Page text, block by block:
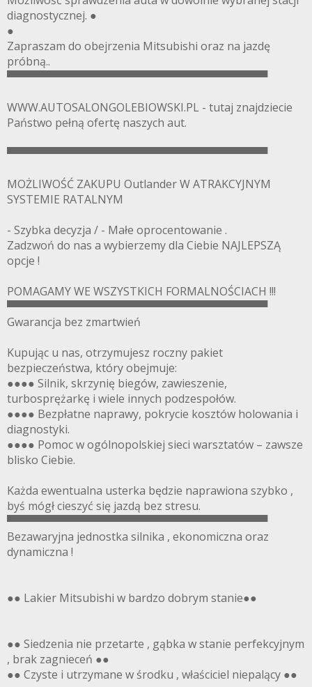
diagnostycznej. ●
●
Zapraszam do obejrzenia Mitsubishi oraz na jazdę
próbną..
▀▀▀▀▀▀▀▀▀▀▀▀▀▀▀▀▀▀▀▀▀▀▀▀▀▀▀▀▀▀▀▀▀▀
WWW.AUTOSALONGOLEBIOWSKI.PL - tutaj znajdziecie
Państwo pełną ofertę naszych aut.
▀▀▀▀▀▀▀▀▀▀▀▀▀▀▀▀▀▀▀▀▀▀▀▀▀▀▀▀▀▀▀▀▀▀
MOŻLIWOŚĆ ZAKUPU Outlander W ATRAKCYJNYM
SYSTEMIE RATALNYM
- Szybka decyzja / - Małe oprocentowanie .
Zadzwoń do nas a wybierzemy dla Ciebie NAJLEPSZĄ
opcje !
POMAGAMY WE WSZYSTKICH FORMALNOŚCIACH !!!
▀▀▀▀▀▀▀▀▀▀▀▀▀▀▀▀▀▀▀▀▀▀▀▀▀▀▀▀▀▀▀▀▀▀
Gwarancja bez zmartwień
Kupując u nas, otrzymujesz roczny pakiet
bezpieczeństwa, który obejmuje:
●●●● Silnik, skrzynię biegów, zawieszenie,
turbosprężarkę i wiele innych podzespołów.
●●●● Bezpłatne naprawy, pokrycie kosztów holowania i
diagnostyki.
●●●● Pomoc w ogólnopolskiej sieci warsztatów – zawsze
blisko Ciebie.
Każda ewentualna usterka będzie naprawiona szybko ,
byś mógł cieszyć się jazdą bez stresu.
▀▀▀▀▀▀▀▀▀▀▀▀▀▀▀▀▀▀▀▀▀▀▀▀▀▀▀▀▀▀▀▀▀▀
Bezawaryjna jednostka silnika , ekonomiczna oraz
dynamiczna !
●● Lakier Mitsubishi w bardzo dobrym stanie●●
●● Siedzenia nie przetarte , gąbka w stanie perfekcyjnym
, brak zagnieceń ●●
●● Czyste i utrzymane w środku , właściciel niepalący ●●